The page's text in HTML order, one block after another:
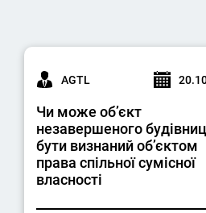
AGTL
Чи може об’єкт
незавершеного
бути визнаний об’єктом
права спільної сумісної
власності